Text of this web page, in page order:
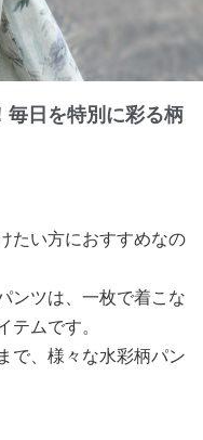
毎日を特別に彩る柄
たい方におすすめなの
ンツは、一枚で着こな
ムです。
で、様々な水彩柄パン